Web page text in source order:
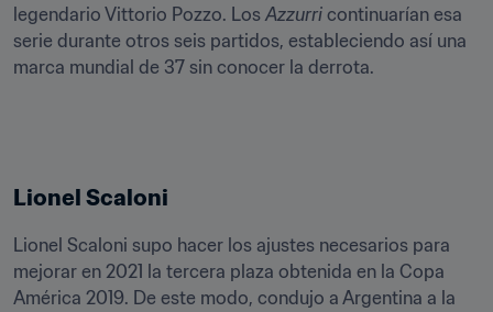
legendario Vittorio Pozzo. Los Azzurri continuarían esa
serie durante otros seis partidos, estableciendo así una
marca mundial de 37 sin conocer la derrota.
Lionel Scaloni
Lionel Scaloni supo hacer los ajustes necesarios para
mejorar en 2021 la tercera plaza obtenida en la Copa
América 2019. De este modo, condujo a Argentina a la